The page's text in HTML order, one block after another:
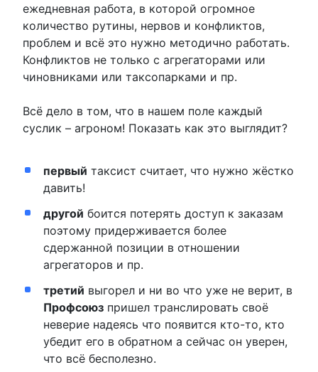
ежедневная работа, в которой огромное
количество рутины, нервов и конфликтов,
проблем и всё это нужно методично работать.
Конфликтов не только с агрегаторами или
чиновниками или таксопарками и пр.
Всё дело в том, что в нашем поле каждый
суслик – агроном! Показать как это выглядит?
первый таксист считает, что нужно жёстко
давить!
другой боится потерять доступ к заказам
поэтому придерживается более
сдержанной позиции в отношении
агрегаторов и пр.
третий выгорел и ни во что уже не верит, в
Профсоюзпришел транслировать своё
неверие надеясь что появится кто-то, кто
убедит его в обратном а сейчас он уверен,
что всё бесполезно.